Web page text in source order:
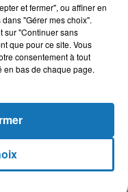
et fermer", ou affiner en
"Gérer mes choix".
sur "Continuer sans
que pour ce site. Vous
consentement à tout
en bas de chaque page.